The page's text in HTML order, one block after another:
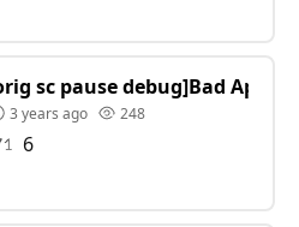
sc pause debug]Bad Apple
3 years ago 248
6